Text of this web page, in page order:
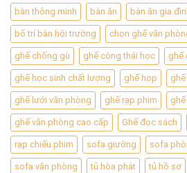
bàn thông minh bàn ăn bàn ăn gia
bố trí bàn hội trường chọn ghế văn
ghế chống gù ghế công thái học ghế
ghế học sinh chất lượng ghế họp
ghế lưới văn phòng ghế rạp phim ghế
ghế văn phòng cao cấp Ghế đọc sách
rạp chiếu phim sofa giường sofa
sofa văn phòng tủ hòa phát tủ hồ sơ